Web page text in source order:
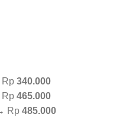
340.000
465.000
Rp 485.000